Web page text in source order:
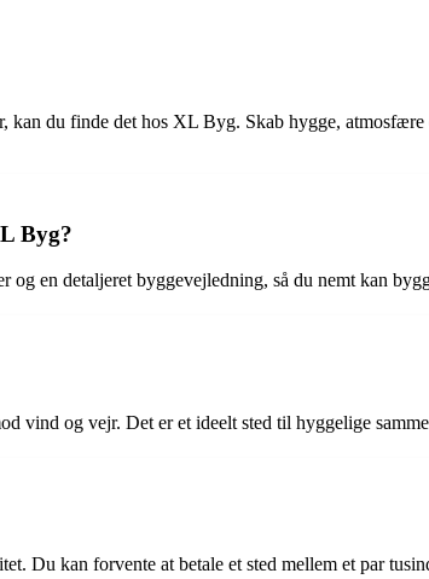
kan du finde det hos XL Byg. Skab hygge,
Byg?
en detaljeret byggevejledning, så du nemt kan
vind og vejr. Det er et ideelt sted til hyggelige
Du kan forvente at betale et sted mellem et par